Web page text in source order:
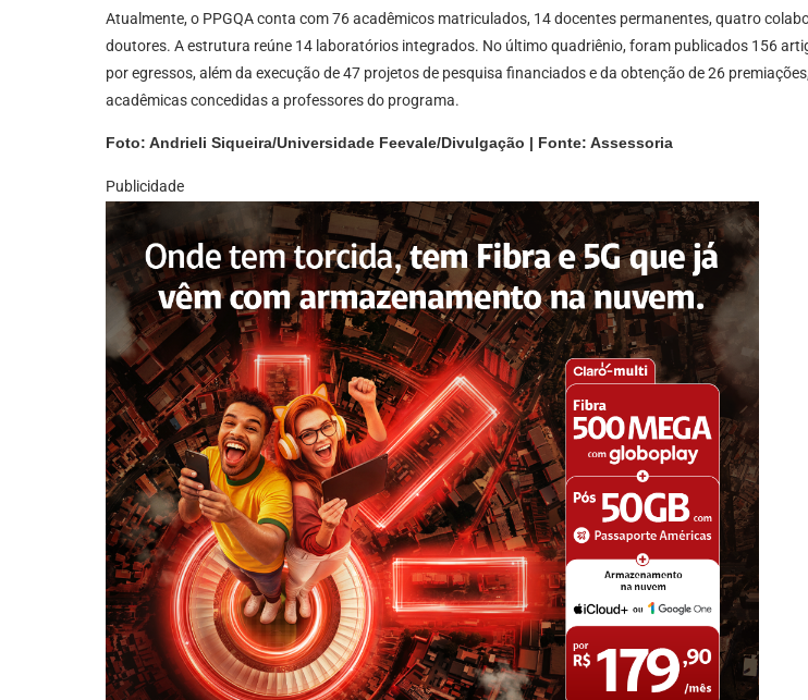
Atualmente, o PPGQA conta com 76 acadêmicos matriculados, 14 docentes permanentes, quatro
doutores. A estrutura reúne 14 laboratórios integrados. No último quadriênio, foram publicados 156
por egressos, além da execução de 47 projetos de pesquisa financiados e da obtenção de 26
acadêmicas concedidas a professores do programa.
Foto: Andrieli Siqueira/Universidade Feevale/Divulgação | Fonte: Assessoria
Publicidade